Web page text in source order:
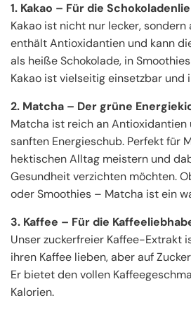
1. Kakao – Für die
Kakao ist nicht nur lecker, sondern
enthält Antioxidantien und kann
als heiße Schokolade, in
Kakao ist vielseitig einsetzbar und
2. Matcha – Der grüne
Matcha ist reich an
sanften Energieschub. Perfekt für
hektischen Alltag meistern und
Gesundheit verzichten möchten.
oder Smoothies – Matcha ist ein
3. Kaffee – Für die
Unser zuckerfreier Kaffee-Extrakt
ihren Kaffee lieben, aber auf
Er bietet den vollen
Kalorien.